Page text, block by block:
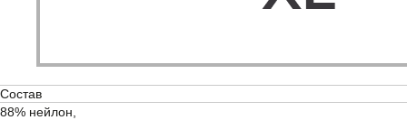
Состав
88% нейлон,